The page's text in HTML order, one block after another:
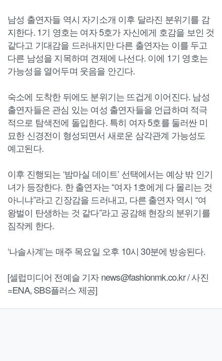
남성 출연자들 역시 자기소개 이후 달라진 분위기를 감
지한다. 1기 영호는 여자 5호가 자신에게 호감을 보인 것
같다고 기대감을 드러내지만 다른 출연자는 이를 두고
다른 남성을 지목하며 견제에 나선다. 이에 1기 영호는
가능성을 열어두며 웃음을 안긴다.
숙소에 도착한 뒤에도 분위기는 뜨겁게 이어진다. 남성
출연자들은 관심 있는 여성 출연자들을 언급하며 적극
적으로 탐색전에 돌입한다. 특히 여자 5호를 둘러싼 미
묘한 신경전이 형성되면서 새로운 삼각관계 가능성도
예고된다.
이후 진행되는 ‘밤마실 데이트’ 선택에서는 예상 밖 인기
녀가 등장한다. 한 출연자는 “여자 1호에게 다 몰리는 것
아니냐”라고 긴장감을 드러내고, 다른 출연자 역시 “여
왕벌이 탄생하는 것 같다”라고 공감해 현장의 분위기를
짐작케 한다.
‘나솔사계’는 매주 목요일 오후 10시 30분에 방송된다.
[셀럽미디어 전예슬 기자 news@fashionmk.co.kr / 사진
=ENA, SBS플러스 제공]